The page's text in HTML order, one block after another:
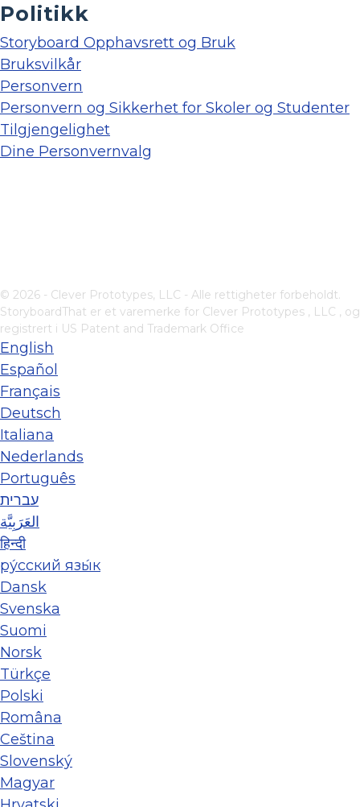
Politikk
Storyboard Opphavsrett og Bruk
Bruksvilkår
Personvern
Personvern og Sikkerhet for Skoler og Studenter
Tilgjengelighet
Dine Personvernvalg
© 2026 - Clever Prototypes, LLC - Alle rettigheter forbeholdt.
StoryboardThat er et varemerke for Clever Prototypes , LLC , og
registrert i US Patent and Trademark Office
English
Español
Français
Deutsch
Italiana
Nederlands
Português
עברית
العَرَبِيَّة
हिन्दी
ру́сский язы́к
Dansk
Svenska
Suomi
Norsk
Türkçe
Polski
Româna
Ceština
Slovenský
Magyar